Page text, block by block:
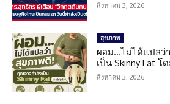
สิงหาคม 3, 2026
สุขภาพ
ผอม…ไม่ได้แปลว่
เป็น Skinny Fat โ
สิงหาคม 3, 2026